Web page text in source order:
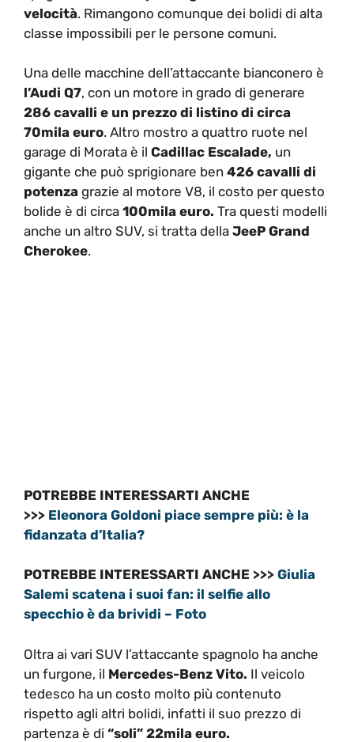
velocità. Rimangono comunque dei bolidi di alta
classe impossibili per le persone comuni.
Una delle macchine dell’attaccante bianconero è
l’Audi Q7, con un motore in grado di generare
286 cavalli e un prezzo di listino di circa
70mila euro. Altro mostro a quattro ruote nel
garage di Morata è il Cadillac Escalade, un
gigante che può sprigionare ben 426 cavalli di
potenza grazie al motore V8, il costo per questo
bolide è di circa 100mila euro. Tra questi modelli
anche un altro SUV, si tratta della JeeP Grand
Cherokee.
POTREBBE INTERESSARTI ANCHE
>>> Eleonora Goldoni piace sempre più: è la
fidanzata d’Italia?
POTREBBE INTERESSARTI ANCHE >>> Giulia
Salemi scatena i suoi fan: il selfie allo
specchio è da brividi – Foto
Oltra ai vari SUV l’attaccante spagnolo ha anche
un furgone, il Mercedes-Benz Vito. Il veicolo
tedesco ha un costo molto più contenuto
rispetto agli altri bolidi, infatti il suo prezzo di
partenza è di “soli” 22mila euro.